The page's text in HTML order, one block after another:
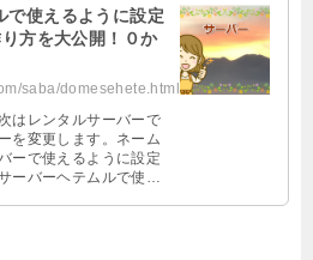
で使えるように設定
方を大公開！０か
saba/domesehete.html
はレンタルサーバーで
を変更します。ネーム
ーで使えるように設定
ーバーヘテムルで使え